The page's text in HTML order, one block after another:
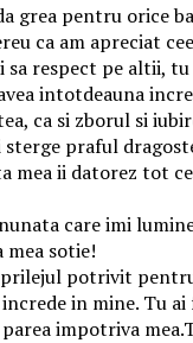
grea pentru orice
ca am apreciat
sa respect pe altii,
intotdeauna
ca si zborul si
praful
ii datorez tot
care imi
sotie!
potrivit
in mine. Tu
impotriva